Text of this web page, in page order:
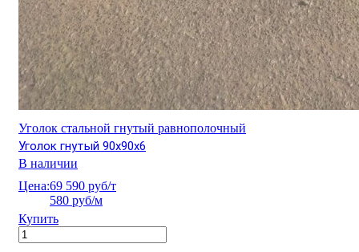
Уголок стальной гнутый равнополочный
Уголок гнутый 90х90х6
В наличии
Цена:69 590 руб/т
580 руб/м
Купить